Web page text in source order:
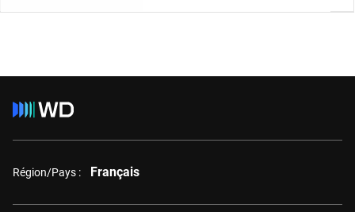
Région/Pays : Français